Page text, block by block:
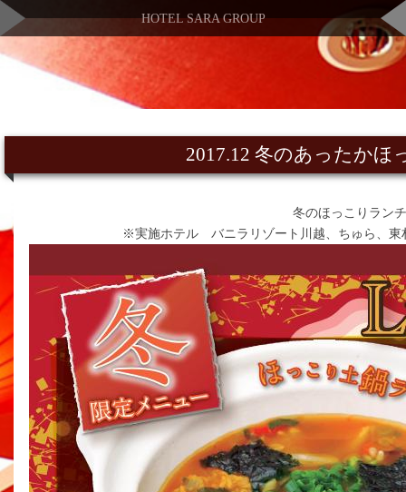
HOTEL SARA GROUP
2017.12 冬のあったかほ
冬のほっこりラン
※実施ホテル バニラリゾート川越、ちゅら、東